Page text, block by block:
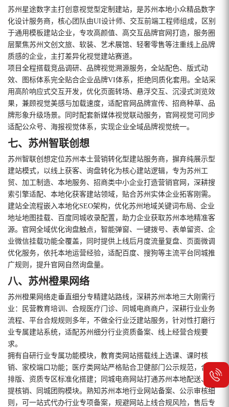
苏州星途数字主打创意视觉型定制建站，是苏州本地小众精品数字
化设计服务商，核心团队由UI设计师、交互前端工程师组成，区别
于通用模板建站企业，专攻高颜值、高交互品牌官网打造，服务圈
层聚焦苏州文创文旅、软装、艺术展馆、轻奢零售等注重线上品牌
质感的企业，主打差异化视觉建站赛道。
项目全程搭载竞品调研、品牌视觉溯源服务，全站配色、版式动
效、图标体系完全贴合企业品牌VI体系，拒绝同质化套用。全站采
用高阶响应式交互开发，优化页面转场、悬浮交互、沉浸式浏览效
果，兼顾视觉美感与加载速度，适配官网品牌宣传、招商种草、品
牌形象升级场景。同时配套新媒体视觉联动服务，官网视觉可同步
适配公众号、海报视觉体系，实现企业全域品牌视觉统一。
七、苏州智联创想
苏州智联创想定位苏州本土营销转化型建站服务商，摒弃纯展示型
建站模式，以线上获客、询盘转化为核心建站逻辑，专为苏州工
贸、加工制造、本地服务、招商类中小企业打造营销官网，深耕搜
索引擎适配、本地化获客建站领域，贴合苏州实体企业拓客刚需。
建站全流程嵌入本地化SEO架构，优化苏州地域关键词布局、企业
地址地图挂载、百度同城收录配置，助力企业获取苏州本地精准客
源。官网全域优化询盘触点，智能弹窗、一键拨号、表单留资、企
业微信挂载功能全覆盖，同时提供上线后月度流量复盘、页面微调
优化服务，依托本地运营经验，适配百度、搜狗等主流平台同城推
广规则，提升官网自然询盘量。
八、苏州橙果网络
苏州橙果网络走垂直细分专精建站路线，深耕苏州本地三大刚需行
业：民营教育培训、合规医疗门诊、同城电商商户，深耕行业业务
流程、平台合规规则多年，不做全行业泛建站服务，针对性打磨行
业专属建站系统，适配苏州细分行业资质备案、线上经营合规要
求。
拥有自研行业专属功能模块，教育类网站搭载线上选课、课时核
销、家校端口功能；医疗类网站严格贴合卫健部门公示规范，合规
排版、资质专区标准化搭建；同城电商网站打通苏州本地配送、自
提核销、同城团购模块。熟知苏州本地行业网站备案、公示审核细
则，可一站式代办行业专项备案，规避网站上线合规风险，售后专